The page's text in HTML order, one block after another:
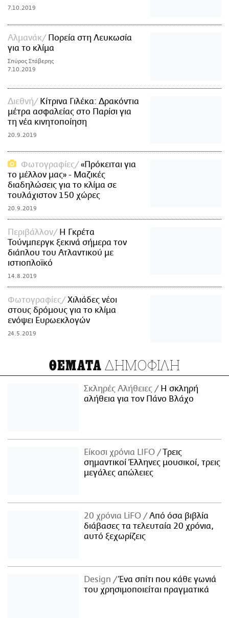
7.10.2019
Αλμανάκ
Πορεία στη Λευκωσία
για το κλίμα
Σπύρος Στάβερης
7.10.2019
Διεθνή
Κίτρινα Γιλέκα: Δρακόντια
μέτρα ασφαλείας στο Παρίσι για
τη νέα κινητοποίηση
20.9.2019
Φωτογραφίες
«Πρόκειται για
το μέλλον μας» - Μαζικές
διαδηλώσεις για το κλίμα σε
τουλάχιστον 150 χώρες
20.9.2019
Περιβάλλον
Η Γκρέτα
Τούνμπεργκ ξεκινά σήμερα τον
διάπλου του Ατλαντικού με
ιστιοπλοϊκό
14.8.2019
Φωτογραφίες
Χιλιάδες νέοι
στους δρόμους για το κλίμα
ενόψει Ευρωεκλογών
24.5.2019
ΘΕΜΑΤΑ ΔΗΜΟΦΙΛΗ
Σκληρές Αλήθειες
H σκληρή
αλήθεια για τον Πάνο Βλάχο
Είκοσι χρόνια LIFO
Tρεις
σημαντικοί Έλληνες μουσικοί, τρεις
μεγάλες απώλειες
20 χρόνια LiFO
Από όσα βιβλία
διάβασες τα τελευταία 20 χρόνια,
αυτό ξεχωρίζεις
Design
Ένα σπίτι που κάθε γωνιά
του χρησιμοποιείται πραγματικά